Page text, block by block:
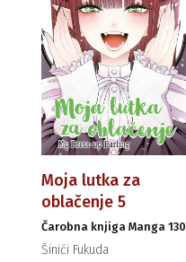
Moja lutka za
oblačenje 5
Čarobna knjiga Manga 130
Šinići Fukuda